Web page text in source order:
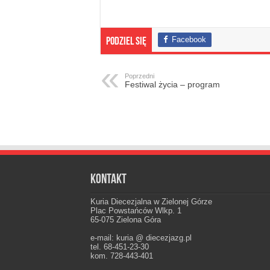
Podziel się Facebook
Poprzedni
Festiwal życia – program
Kontakt
Kuria Diecezjalna w Zielonej Górze
Plac Powstańców Wlkp. 1
65-075 Zielona Góra
e-mail: kuria @ diecezjazg.pl
tel. 68-451-23-30
kom. 728-443-401